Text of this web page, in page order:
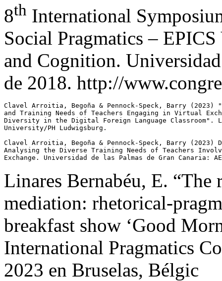
8th International
Social Pragmatics –
and Cognition.
de 2018. http://
Clavel Arroitia, Begoña & Pennock-Speck, Barry
and Training Needs of Teachers Engaging in Virtual
Diversity in the Digital Foreign Language Classroom".
University/PH Ludwigsburg.
Clavel Arroitia, Begoña & Pennock-Speck, Barry (2023)
Analysing the Diverse Training Needs of Teachers
Exchange. Universidad de las Palmas de Gran Canaria:
Linares Bernabéu, E.
mediation: rhetorical-
breakfast show ‘Good
International Pragmatics
2023 en Bruselas, Bélgic